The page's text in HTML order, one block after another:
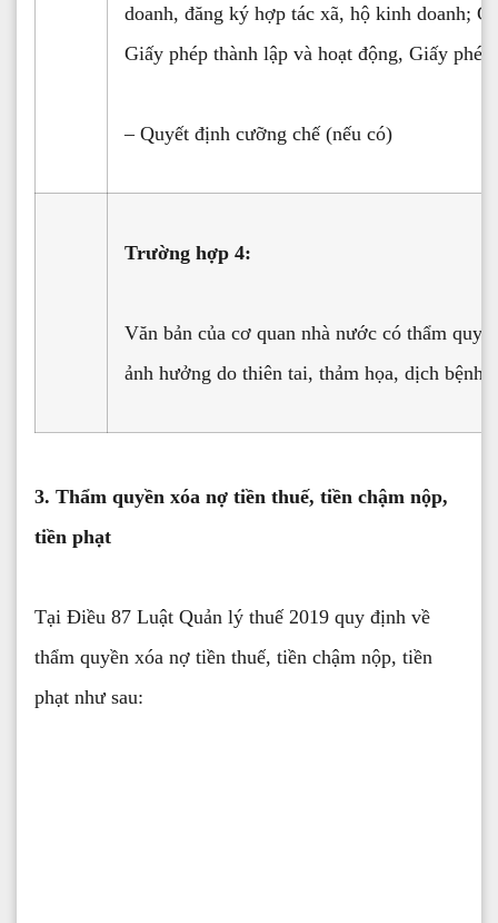
doanh, đăng ký hợp tác xã, hộ kinh doanh;
Giấy phép thành lập và hoạt động, Giấy phép
– Quyết định cưỡng chế (nếu có)
Trường hợp 4:
Văn bản của cơ quan nhà nước có thẩm
ảnh hưởng do thiên tai, thảm họa, dịch bệnh
3. Thẩm quyền xóa nợ tiền thuế, tiền chậm nộp,
tiền phạt
Tại Điều 87 Luật Quản lý thuế 2019 quy định về
thẩm quyền xóa nợ tiền thuế, tiền chậm nộp, tiền
phạt như sau: